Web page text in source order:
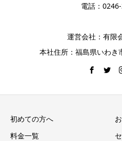
電話：
運営会社：有限
本社住所：福島県いわき
初めての方へ
料金一覧